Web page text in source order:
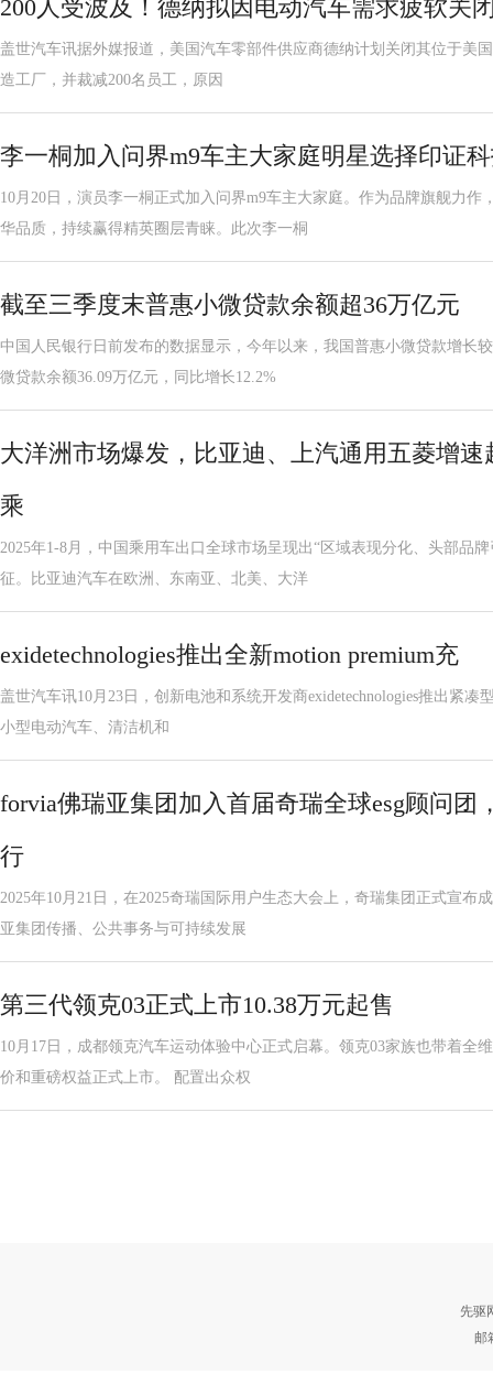
200人受波及！德纳拟因电动汽车需求疲软关
盖世汽车讯据外媒报道，美国汽车零部件供应商德纳计划关闭其位于美
造工厂，并裁减200名员工，原因
李一桐加入问界m9车主大家庭明星选择印证
10月20日，演员李一桐正式加入问界m9车主大家庭。作为品牌旗舰力作
华品质，持续赢得精英圈层青睐。此次李一桐
截至三季度末普惠小微贷款余额超36万亿元
中国人民银行日前发布的数据显示，今年以来，我国普惠小微贷款增长
微贷款余额36.09万亿元，同比增长12.2%
大洋洲市场爆发，比亚迪、上汽通用五菱增速
乘
2025年1-8月，中国乘用车出口全球市场呈现出“区域表现分化、头部品
征。比亚迪汽车在欧洲、东南亚、北美、大洋
exidetechnologies推出全新motion premium充
盖世汽车讯10月23日，创新电池和系统开发商exidetechnologies推出紧
小型电动汽车、清洁机和
forvia佛瑞亚集团加入首届奇瑞全球esg顾问团
行
2025年10月21日，在2025奇瑞国际用户生态大会上，奇瑞集团正式宣布
亚集团传播、公共事务与可持续发展
第三代领克03正式上市10.38万元起售
10月17日，成都领克汽车运动体验中心正式启幕。领克03家族也带着全
价和重磅权益正式上市。 配置出众权
先驱
邮